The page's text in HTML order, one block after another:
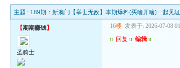
主题 : 189期：新澳门【举世无敌】本期爆料(买啥开啥)一起见证
【期期赚钱】
圣骑士
16楼 发表于: 2026-07-08
u 回复 u 编辑 u